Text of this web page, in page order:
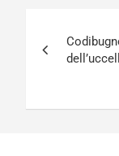
articoli